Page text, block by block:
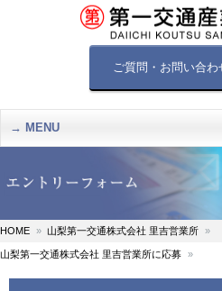
ご質問・お問い合
MENU
HOME 山梨第一交通株式会社 里吉営業所
山梨第一交通株式会社 里吉営業所に応募